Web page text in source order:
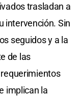
trasladan a
intervención. Sin
seguidos y a la
de las
implican la